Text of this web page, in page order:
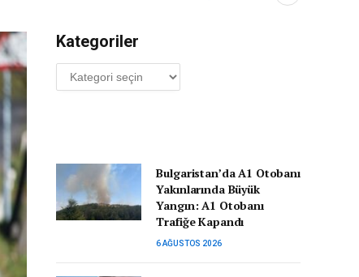
Kategoriler
Kategoriler
Bulgaristan’da A1 Otobanı
Yakınlarında Büyük
Yangın: A1 Otobanı
Trafiğe Kapandı
6 AĞUSTOS 2026